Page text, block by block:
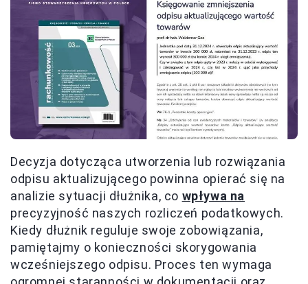
Decyzja dotycząca utworzenia lub rozwiązania
odpisu aktualizującego powinna opierać się na
analizie sytuacji dłużnika, co wpływa na
precyzyjność naszych rozliczeń podatkowych.
Kiedy dłużnik reguluje swoje zobowiązania,
pamiętajmy o konieczności skorygowania
wcześniejszego odpisu. Proces ten wymaga